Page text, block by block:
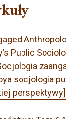
Public
socjologia
perspektywy]